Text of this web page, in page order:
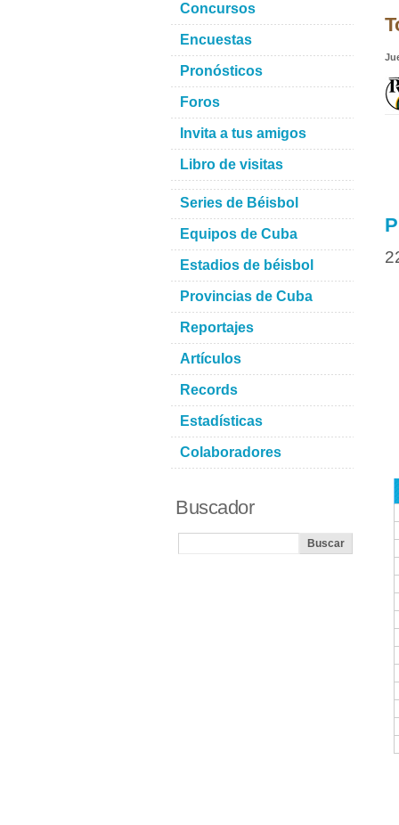
Concursos
Encuestas
Pronósticos
Foros
Invita a tus amigos
Libro de visitas
Series de Béisbol
Equipos de Cuba
Estadios de béisbol
Provincias de Cuba
Reportajes
Artículos
Records
Estadísticas
Colaboradores
Buscador